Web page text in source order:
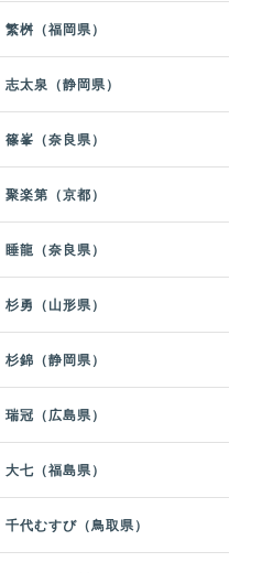
繁桝（福岡県）
志太泉（静岡県）
篠峯（奈良県）
聚楽第（京都）
睡龍（奈良県）
杉勇（山形県）
杉錦（静岡県）
瑞冠（広島県）
大七（福島県）
千代むすび（鳥取県）